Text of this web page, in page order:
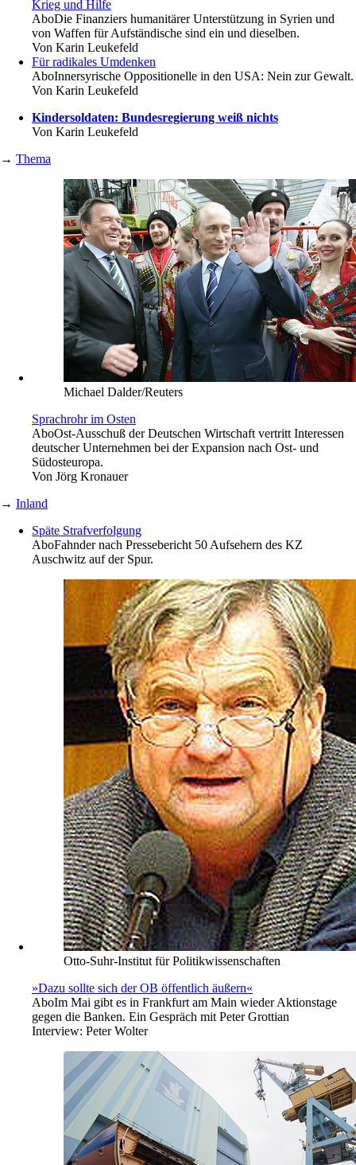
Krieg und Hilfe
AboDie Finanziers humanitärer Unterstützung in Syrien und
von Waffen für Aufständische sind ein und dieselben.
Von Karin Leukefeld
Für radikales Umdenken
AboInnersyrische Oppositionelle in den USA: Nein zur Gewalt.
Von Karin Leukefeld
Kindersoldaten: Bundesregierung weiß nichts
Von Karin Leukefeld
→ Thema
Michael Dalder/Reuters
Sprachrohr im Osten
AboOst-Ausschuß der Deutschen Wirtschaft vertritt Interessen
deutscher Unternehmen bei der Expansion nach Ost- und
Südosteuropa.
Von Jörg Kronauer
→ Inland
Späte Strafverfolgung
AboFahnder nach Pressebericht 50 Aufsehern des KZ
Auschwitz auf der Spur.
Otto-Suhr-Institut für Politikwissenschaften
»Dazu sollte sich der OB öffentlich äußern«
AboIm Mai gibt es in Frankfurt am Main wieder Aktionstage
gegen die Banken. Ein Gespräch mit Peter Grottian
Interview: Peter Wolter